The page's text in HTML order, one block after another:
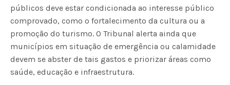
públicos deve estar condicionada ao interesse público
comprovado, como o fortalecimento da cultura ou a
promoção do turismo. O Tribunal alerta ainda que
municípios em situação de emergência ou calamidade
devem se abster de tais gastos e priorizar áreas como
saúde, educação e infraestrutura.